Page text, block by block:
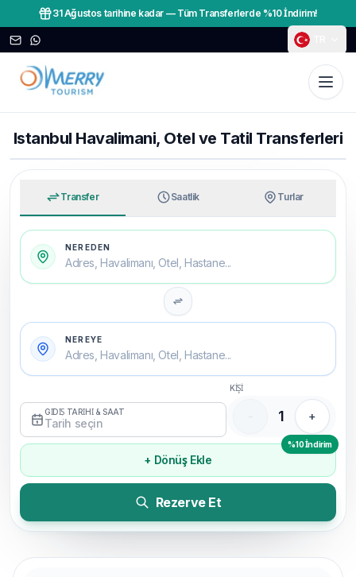
31 Ağustos tarihine kadar — Tüm Transferlerde %10 İndirim!
Istanbul Havalimani, Otel ve Tatil Transferleri
MERRY ILE YOLCULUK
Havalimanından otele, ilk dakikadan rahat
Transfer Saatlik Turlar
NEREDEN
Adres, Havalimanı, Otel, Hastane...
NEREYE
Adres, Havalimanı, Otel, Hastane...
GİDİŞ TARİHİ & SAAT
Tarih seçin
KİŞİ
1 +
+ Dönüş Ekle
%10 İndirim
Rezerve Et